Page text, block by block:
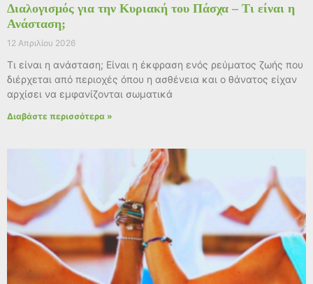
Διαλογισμός για την Κυριακή του Πάσχα – Τι είναι η
Ανάσταση;
12 Απριλίου 2026
Τι είναι η ανάσταση; Είναι η έκφραση ενός ρεύματος ζωής που
διέρχεται από περιοχές όπου η ασθένεια και ο θάνατος είχαν
αρχίσει να εμφανίζονται σωματικά
Διαβάστε περισσότερα »